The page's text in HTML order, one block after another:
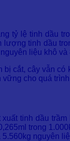
tỷ lệ tinh dầu
tinh dầu
liệu khô
cắt, cây vẫn
cho quá
tinh dầu
trong
5.560kg nguyên